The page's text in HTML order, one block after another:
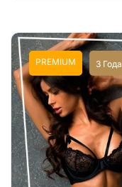
PREMIUM 3 Года